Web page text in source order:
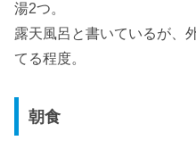
湯2つ。
露天風呂と書いているが、
てる程度。
朝食